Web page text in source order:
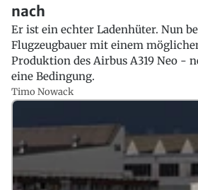
nach
Er ist ein echter Ladenhüter. Nun
Flugzeugbauer mit einem
Produktion des Airbus A319 Neo -
eine Bedingung.
Timo Nowack